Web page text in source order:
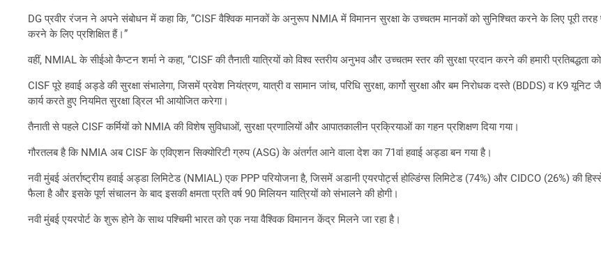
DG प्रवीर रंजन ने अपने संबोधन में कहा कि, “CISF वैश्विक मानकों के अनुरूप NMIA में विमानन सुरक्षा के उच्चतम मानकों को सुनिश्चित करने के लिए पूरी तरह
करने के लिए प्रशिक्षित हैं।”
वहीं, NMIAL के सीईओ कैप्टन शर्मा ने कहा, “CISF की तैनाती यात्रियों को विश्व स्तरीय अनुभव और उच्चतम स्तर की सुरक्षा प्रदान करने की हमारी प्रतिबद्धता को
CISF पूरे हवाई अड्डे की सुरक्षा संभालेगा, जिसमें प्रवेश नियंत्रण, यात्री व सामान जांच, परिधि सुरक्षा, कार्गो सुरक्षा और बम निरोधक दस्ते (BDDS) व K9
कार्य करते हुए नियमित सुरक्षा ड्रिल भी आयोजित करेगा।
तैनाती से पहले CISF कर्मियों को NMIA की विशेष सुविधाओं, सुरक्षा प्रणालियों और आपातकालीन प्रक्रियाओं का गहन प्रशिक्षण दिया गया।
गौरतलब है कि NMIA अब CISF के एविएशन सिक्योरिटी ग्रुप (ASG) के अंतर्गत आने वाला देश का 71वां हवाई अड्डा बन गया है।
नवी मुंबई अंतर्राष्ट्रीय हवाई अड्डा लिमिटेड (NMIAL) एक PPP परियोजना है, जिसमें अडानी एयरपोर्ट्स होल्डिंग्स लिमिटेड (74%) और CIDCO (26%) की
फैला है और इसके पूर्ण संचालन के बाद इसकी क्षमता प्रति वर्ष 90 मिलियन यात्रियों को संभालने की होगी।
नवी मुंबई एयरपोर्ट के शुरू होने के साथ पश्चिमी भारत को एक नया वैश्विक विमानन केंद्र मिलने जा रहा है।